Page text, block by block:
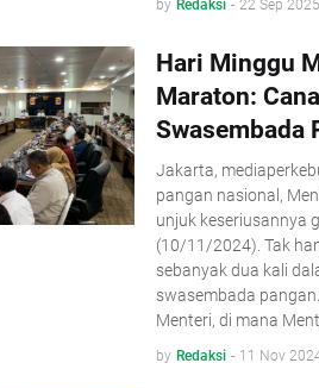
by Redaksi - 22 Sep 2025
Hari Minggu
Maraton:
Swasembada
Jakarta,
pangan nasional,
unjuk keseriusannya
(10/11/2024). Tak
sebanyak dua kali
swasembada
Menteri, di mana
by Redaksi - 11 Nov